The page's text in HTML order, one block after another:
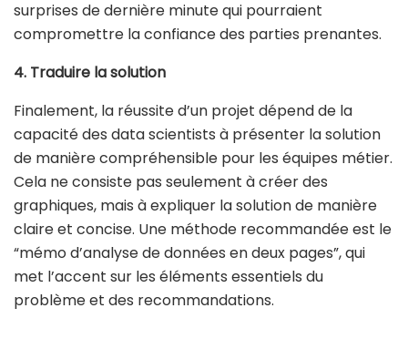
surprises de dernière minute qui pourraient
compromettre la confiance des parties prenantes.
4. Traduire la solution
Finalement, la réussite d’un projet dépend de la
capacité des data scientists à présenter la solution
de manière compréhensible pour les équipes métier.
Cela ne consiste pas seulement à créer des
graphiques, mais à expliquer la solution de manière
claire et concise. Une méthode recommandée est le
“mémo d’analyse de données en deux pages”, qui
met l’accent sur les éléments essentiels du
problème et des recommandations.